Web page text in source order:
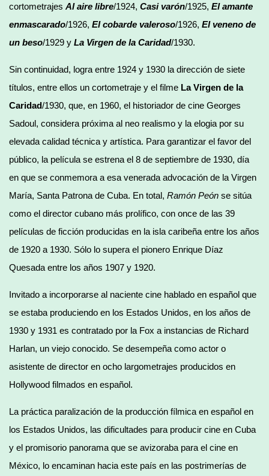
cortometrajes Al aire libre/1924, Casi varón/1925, El amante
enmascarado/1926, El cobarde valeroso/1926, El veneno de
un beso/1929 y La Virgen de la Caridad/1930.
Sin continuidad, logra entre 1924 y 1930 la dirección de siete
títulos, entre ellos un cortometraje y el filme La Virgen de la
Caridad/1930, que, en 1960, el historiador de cine Georges
Sadoul, considera próxima al neo realismo y la elogia por su
elevada calidad técnica y artística. Para garantizar el favor del
público, la película se estrena el 8 de septiembre de 1930, día
en que se conmemora a esa venerada advocación de la Virgen
María, Santa Patrona de Cuba. En total, Ramón Peón se sitúa
como el director cubano más prolífico, con once de las 39
películas de ficción producidas en la isla caribeña entre los años
de 1920 a 1930. Sólo lo supera el pionero Enrique Díaz
Quesada entre los años 1907 y 1920.
Invitado a incorporarse al naciente cine hablado en español que
se estaba produciendo en los Estados Unidos, en los años de
1930 y 1931 es contratado por la Fox a instancias de Richard
Harlan, un viejo conocido. Se desempeña como actor o
asistente de director en ocho largometrajes producidos en
Hollywood filmados en español.
La práctica paralización de la producción fílmica en español en
los Estados Unidos, las dificultades para producir cine en Cuba
y el promisorio panorama que se avizoraba para el cine en
México, lo encaminan hacia este país en las postrimerías de